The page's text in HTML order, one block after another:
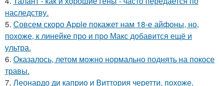
наследству.
5. Совсем скоро Apple покажет нам 18-е айфоны, но,
похоже, к линейке про и про Макс добавится ещё и
ультра.
6. Оказалось, летом можно нормально поднять на покосе
травы.
7. Леонардо ди каприо и Виттория черетти, похоже,